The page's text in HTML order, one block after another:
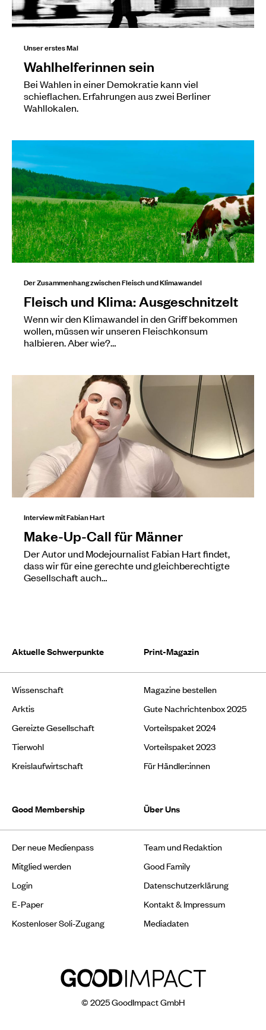
Unser erstes Mal
Wahlhelferinnen sein
Bei Wahlen in einer Demokratie kann viel
schieflachen. Erfahrungen aus zwei Berliner
Wahllokalen.
Der Zusammenhang zwischen Fleisch und Klimawandel
Fleisch und Klima: Ausgeschnitzelt
Wenn wir den Klimawandel in den Griff bekommen
wollen, müssen wir unseren Fleischkonsum
halbieren. Aber wie?…
Interview mit Fabian Hart
Make-Up-Call für Männer
Der Autor und Modejournalist Fabian Hart findet,
dass wir für eine gerechte und gleichberechtigte
Gesellschaft auch…
Aktuelle Schwerpunkte
Wissenschaft
Arktis
Gereizte Gesellschaft
Tierwohl
Kreislaufwirtschaft
Print-Magazin
Magazine bestellen
Gute Nachrichtenbox 2025
Vorteilspaket 2024
Vorteilspaket 2023
Für Händler:innen
Good Membership
Der neue Medienpass
Mitglied werden
Login
E-Paper
Kostenloser Soli-Zugang
Über Uns
Team und Redaktion
Good Family
Datenschutzerklärung
Kontakt & Impressum
Mediadaten
© 2025 GoodImpact GmbH